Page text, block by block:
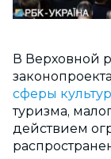
В Верховной
сферы
туризма,
действием